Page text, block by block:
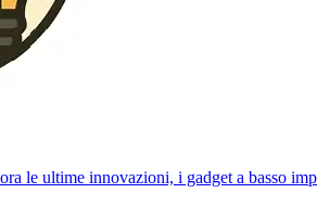
le ultime innovazioni, i gadget a basso